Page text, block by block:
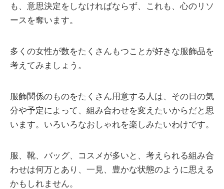
も、意思決定をしなければならず、これも、心のリソ
ースを奪います。
多くの女性が数をたくさんもつことが好きな服飾品を
考えてみましょう。
服飾関係のものをたくさん用意する人は、その日の気
分や予定によって、組み合わせを変えたいからだと思
います。いろいろなおしゃれを楽しみたいわけです。
服、靴、バッグ、コスメが多いと、考えられる組み合
わせは何万とあり、一見、豊かな状態のように思える
かもしれません。